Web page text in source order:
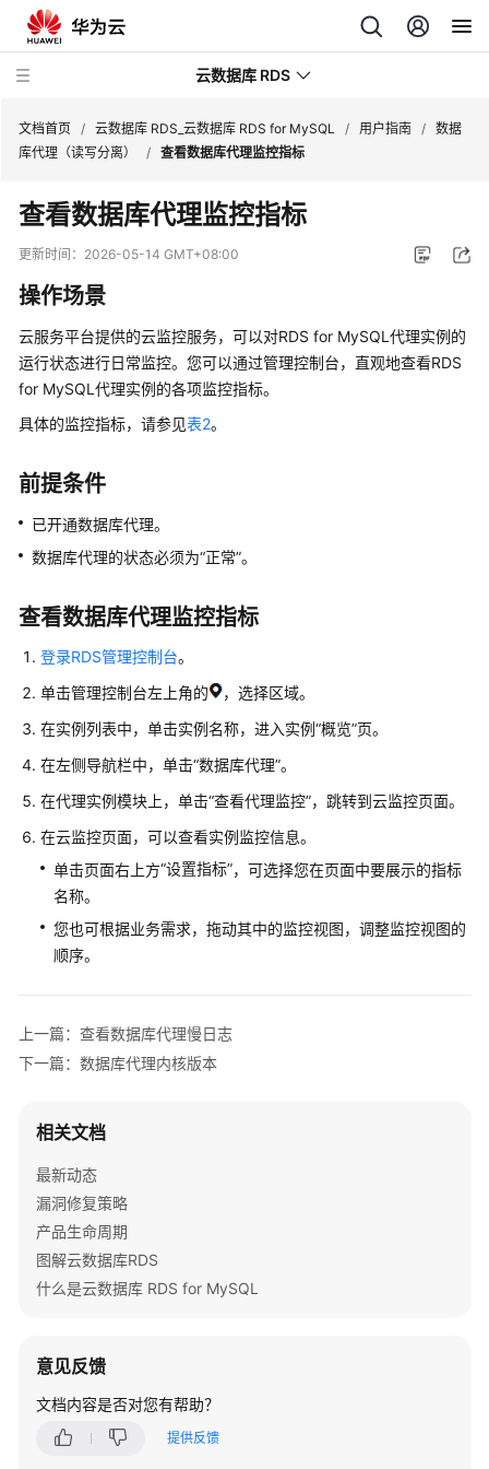
云数据库 RDS
最
动
态
服
务
公
产
品
介
绍
计
费
说
明
速
入
内
指
南
型
议
通
过
IAM
使
用
RDS
的
权
文档首页 / 云数据库 RDS_云数据库 RDS for MySQL / 用户指南 / 数据
库代理（读写分离）
/ 查看数据库代理监控指标
查看数据库代理监控指标
更新时间： 2026-05-14 GMT+08:00
操作场景
云服务平台提供的云监控服务，可以对RDS for MySQL代理实例的
运行状态进行日常监控。您可以通过管理控制台，直观地查看RDS
for MySQL代理实例的各项监控指标。
具体的监控指标，请参见表2。
前提条件
已开通数据库代理。
数据库代理的状态必须为“正常”。
查看数据库代理监控指标
登录RDS管理控制台。
单击管理控制台左上角的
，选择区域。
在实例列表中，单击实例名称，进入实例“概览”页。
在左侧导航栏中，单击“数据库代理”。
在代理实例模块上，单击“查看代理监控”，跳转到云监控页面。
在云监控页面，可以查看实例监控信息。
单击页面右上方“设置指标”，可选择您在页面中要展示的指标
名称。
您也可根据业务需求，拖动其中的监控视图，调整监控视图的
顺序。
上一篇：查看数据库代理慢日志
下一篇：数据库代理内核版本
相关文档
最新动态
漏洞修复策略
产品生命周期
图解云数据库RDS
什么是云数据库 RDS for MySQL
意见反馈
文档内容是否对您有帮助？
提供反馈